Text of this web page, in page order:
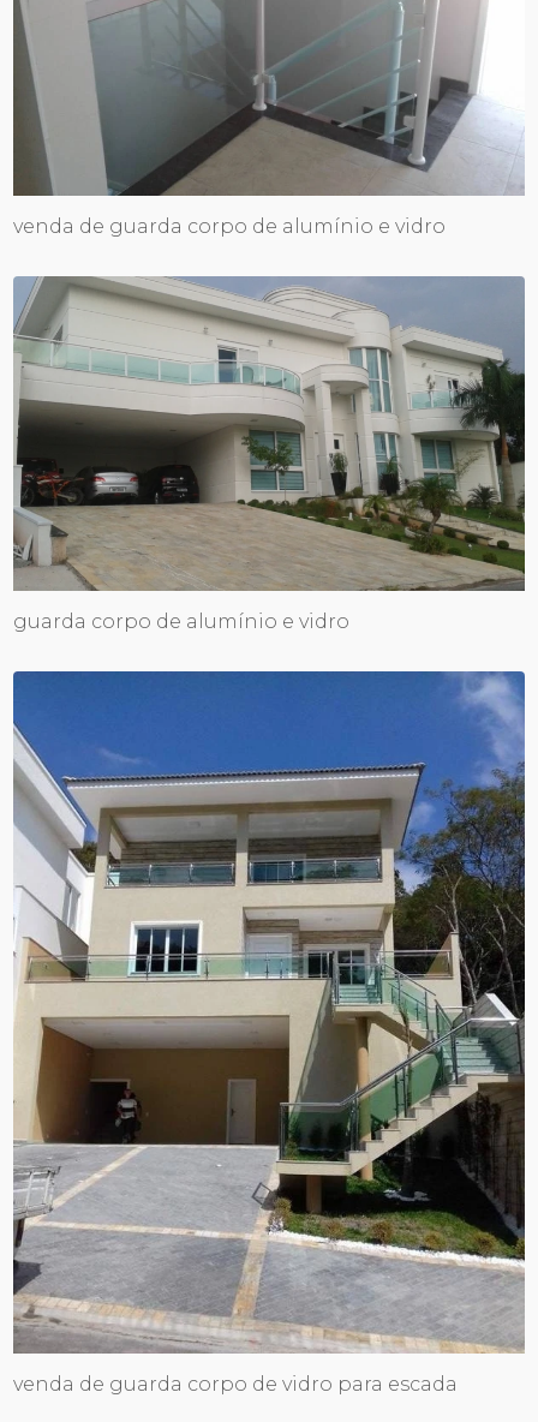
venda de guarda corpo de alumínio e vidro
guarda corpo de alumínio e vidro
venda de guarda corpo de vidro para escada